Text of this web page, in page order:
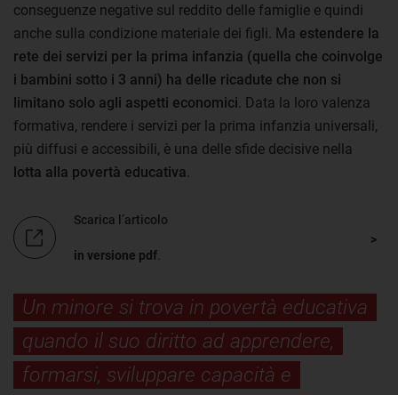
conseguenze negative sul reddito delle famiglie e quindi
anche sulla condizione materiale dei figli. Ma estendere la
rete dei servizi per la prima infanzia (quella che coinvolge
i bambini sotto i 3 anni) ha delle ricadute che non si
limitano solo agli aspetti economici . Data la loro valenza
formativa, rendere i servizi per la prima infanzia universali,
più diffusi e accessibili, è una delle sfide decisive nella
lotta alla povertà educativa
Scarica l’articolo
in versione pdf
Un minore si trova in povertà educativa
quando il suo diritto ad apprendere,
formarsi, sviluppare capacità e